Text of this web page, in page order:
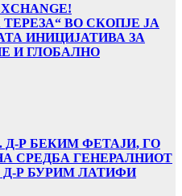
ВО СКОПЈЕ ЈА
ИНИЦИЈАТИВА ЗА
И ГЛОБАЛНО
Р БЕКИМ ФЕТАЈИ, ГО
СРЕДБА ГЕНЕРАЛНИОТ
Р БУРИМ ЛАТИФИ